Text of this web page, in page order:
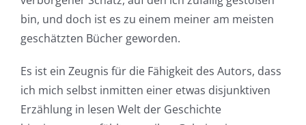
bin, und doch ist es zu einem meiner am meisten
geschätzten Bücher geworden.
Es ist ein Zeugnis für die Fähigkeit des Autors, dass
ich mich selbst inmitten einer etwas disjunktiven
Erzählung in lesen Welt der Geschichte